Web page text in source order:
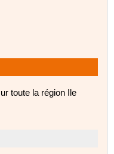
toute la région Ile